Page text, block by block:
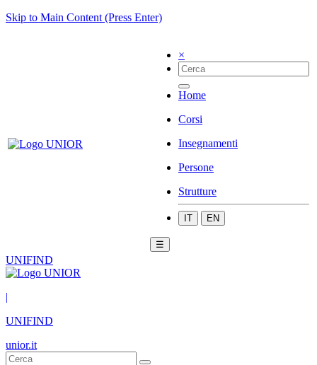
Skip to Main Content (Press Enter)
×
Home
Corsi
Insegnamenti
Persone
Strutture
IT EN
☰
UNIFIND
|
UNIFIND
unior.it